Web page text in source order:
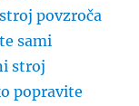
povzroča
sami
stroj
popravite